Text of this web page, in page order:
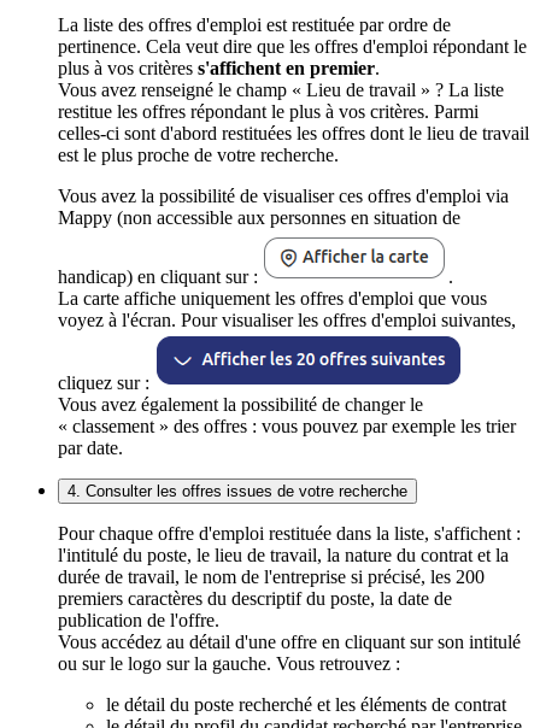
La liste des offres d'emploi est restituée par ordre de
pertinence. Cela veut dire que les offres d'emploi répondant le
plus à vos critères s'affichent en premier.
Vous avez renseigné le champ « Lieu de travail » ? La liste
restitue les offres répondant le plus à vos critères. Parmi
celles-ci sont d'abord restituées les offres dont le lieu de travail
est le plus proche de votre recherche.
Vous avez la possibilité de visualiser ces offres d'emploi via
Mappy (non accessible aux personnes en situation de
handicap) en cliquant sur :
.
La carte affiche uniquement les offres d'emploi que vous
voyez à l'écran. Pour visualiser les offres d'emploi suivantes,
cliquez sur :
Vous avez également la possibilité de changer le
« classement » des offres : vous pouvez par exemple les trier
par date.
4. Consulter les offres issues de votre recherche
Pour chaque offre d'emploi restituée dans la liste, s'affichent :
l'intitulé du poste, le lieu de travail, la nature du contrat et la
durée de travail, le nom de l'entreprise si précisé, les 200
premiers caractères du descriptif du poste, la date de
publication de l'offre.
Vous accédez au détail d'une offre en cliquant sur son intitulé
ou sur le logo sur la gauche. Vous retrouvez :
le détail du poste recherché et les éléments de contrat